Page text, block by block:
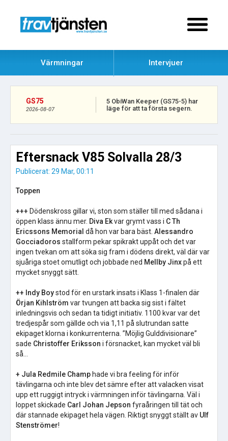
Värmningar Intervjuer
GS75
2026-08-07
5 ObiWan Keeper (GS75-5) har
läge för att ta första segern.
Eftersnack V85 Solvalla 28/3
Publicerat: 29 Mar, 00:11
Toppen
+++ Dödenskross gillar vi, ston som ställer till med sådana i
öppen klass ännu mer. Diva Ekvar grymt vass i C Th
Ericssons Memorial då hon var bara bäst. Alessandro
Gocciadoros stallform pekar spikrakt uppåt och det var
ingen tvekan om att söka sig fram i dödens direkt, väl där var
sjuåriga stoet omutligt och jobbade ned Mellby Jinxpå ett
mycket snyggt sätt.
++ Indy Boystod för en urstark insats i Klass 1-finalen där
Örjan Kihlström var tvungen att backa sig sist i fältet
inledningsvis och sedan ta tidigt initiativ. 1100 kvar var det
tredjespår som gällde och via 1,11 på slutrundan satte
ekipaget klorna i konkurrenterna. ”Möjlig Gulddivisionare”
sade Christoffer Eriksson i försnacket, kan mycket väl bli
så…
+ Jula Redmile Champ hade vi bra feeling för inför
tävlingarna och inte blev det sämre efter att valacken visat
upp ett ruggigt intryck i värmningen inför tävlingarna. Väl i
loppet skickade Carl Johan Jepson fyraåringen till tät och
där stannade ekipaget hela vägen. Riktigt snyggt ställt av Ulf
Stenströmer!